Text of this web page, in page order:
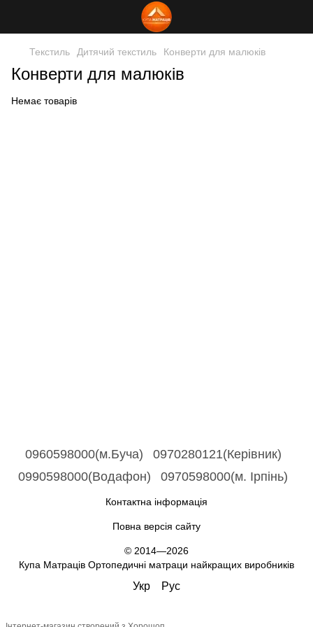
Текстиль Дитячий текстиль Конверти для малюків
Конверти для малюків
Немає товарів
0960598000(м.Буча)
0970280121(Керівник)
0990598000(Водафон)
0970598000(м. Ірпінь)
Контактна інформація
Повна версія сайту
© 2014—2026
Купа Матраців Ортопедичні матраци найкращих виробників
Укр Рус